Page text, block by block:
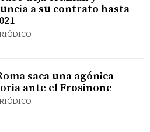
a su contrato hasta
saca una agónica
ante el Frosinone